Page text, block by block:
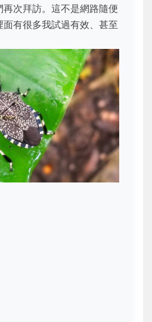
次拜訪。這不是網路隨便
有很多我試過有效、甚至